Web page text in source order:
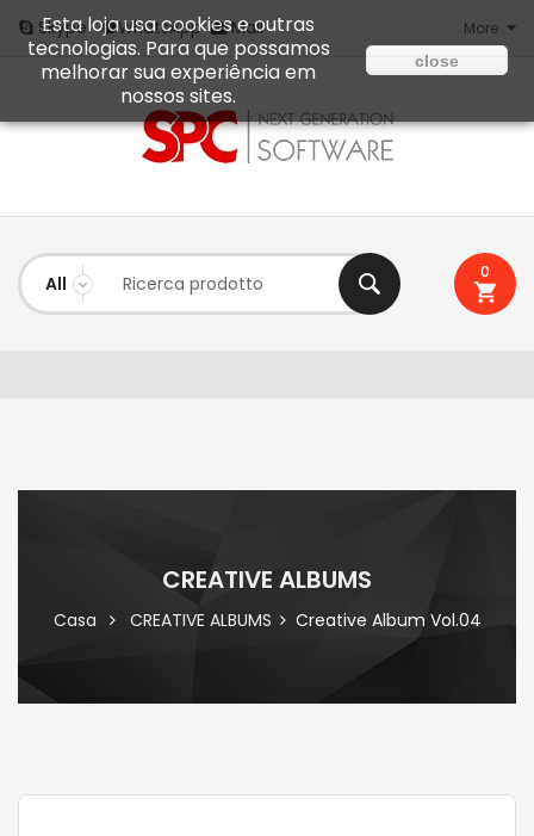
Skype WhatsApp Mail More
0
CREATIVE ALBUMS
Casa CREATIVE ALBUMS Creative Album Vol.04
Esta loja usa cookies e outras
tecnologias. Para que possamos
melhorar sua experiência em
nossos sites.
close